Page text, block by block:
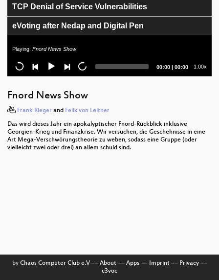
TCP Denial of Service Vulnerabilities
eVoting after Nedap and Digital Pen
Neusprech im Überwachungsstaat
Soviet Unterzoegersdorf
coreboot: Beyond The Final Frontier
Playing: Fnord News Show
Current
00:00 | Total
00:00 1.00x
Fnord News Show
Frank Rieger and Felix von Leitner
Das wird dieses Jahr ein apokalyptischer Fnord-Rückblick inklusive
Georgien-Krieg und Finanzkrise. Wir versuchen, die Geschehnisse in eine
Art Mega-Verschwörungstheorie zu weben, sodass eine Gruppe (oder
vielleicht zwei oder drei) an allem schuld sind.
by Chaos Computer Club e.V–– About–– Apps–– Imprint–– Privacy––
c3voc